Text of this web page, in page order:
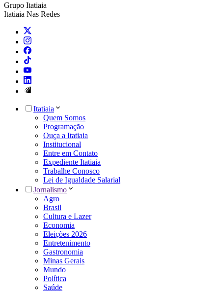
Grupo Itatiaia
Itatiaia Nas Redes
Itatiaia
Quem Somos
Programação
Ouça a Itatiaia
Institucional
Entre em Contato
Expediente Itatiaia
Trabalhe Conosco
Lei de Igualdade Salarial
Jornalismo
Agro
Brasil
Cultura e Lazer
Economia
Eleições 2026
Entretenimento
Gastronomia
Minas Gerais
Mundo
Política
Saúde